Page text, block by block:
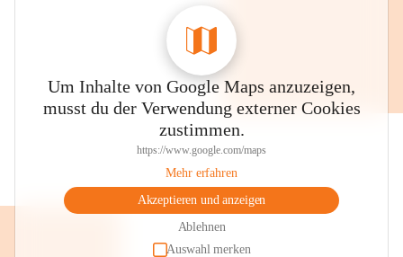
Um Inhalte von Google Maps anzuzeigen,
musst du der Verwendung externer Cookies
zustimmen.
https://www.google.com/maps
Mehr erfahren
Akzeptieren und anzeigen
Ablehnen
Auswahl merken